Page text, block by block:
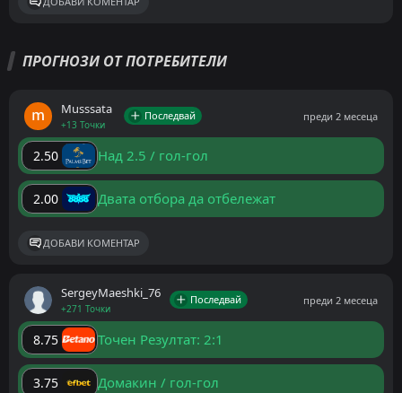
ПРОГНОЗИ ОТ ПОТРЕБИТЕЛИ
Musssata
+13 Точки
Последвай преди 2 месеца
2.50 Над 2.5 / гол-гол
2.00 Двата отбора да отбележат
ДОБАВИ КОМЕНТАР
SergeyMaeshki_76
+271 Точки
Последвай преди 2 месеца
8.75 Точен Резултат: 2:1
3.75 Домакин / гол-гол